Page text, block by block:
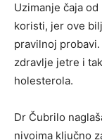
Uzimanje čaja
koristi, jer ove
pravilnoj
zdravlje jetre i
holesterola.
Dr Čubrilo
nivoima ključno